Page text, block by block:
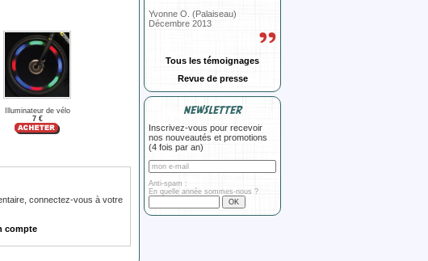
Illuminateur de vélo
7 €
connectez-vous à votre
compte
Yvonne O. (Palaiseau)
Décembre 2013
Tous les témoignages
Revue de presse
NEWSLETTER
Inscrivez-vous pour recevoir
nos nouveautés et promotions
(4 fois par an)
Anti-spam :
En quelle année sommes-nous ?